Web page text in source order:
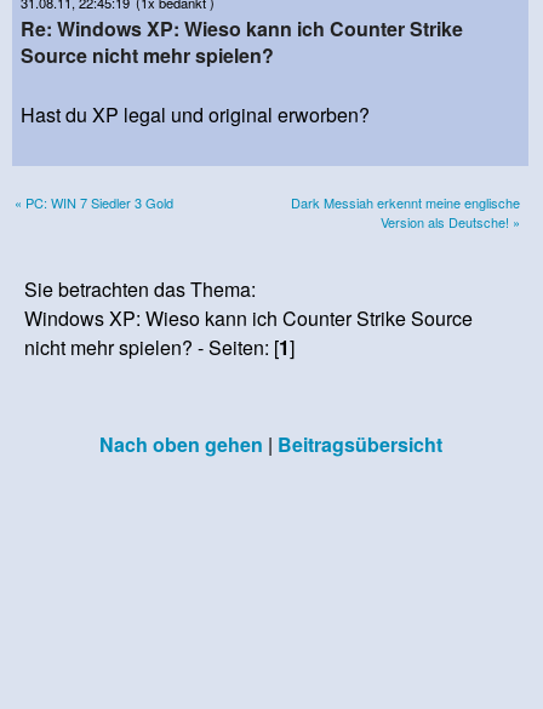
Re: Windows XP: Wieso kann ich Counter Strike
Source nicht mehr spielen?
Hast du XP legal und original erworben?
« PC: WIN 7 Siedler 3 Gold
Dark Messiah erkennt meine englische
Version als Deutsche! »
Sie betrachten das Thema:
Windows XP: Wieso kann ich Counter Strike Source
nicht mehr spielen? - Seiten: [1]
Nach oben gehen | Beitragsübersicht